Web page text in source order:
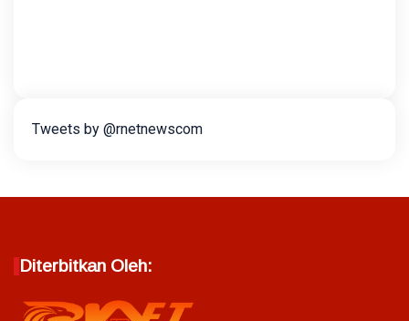
Tweets by @rnetnewscom
Diterbitkan Oleh: